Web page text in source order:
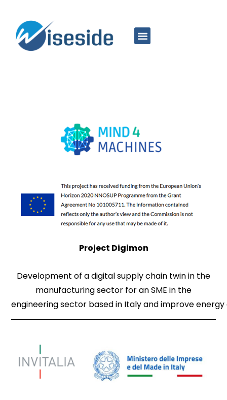
Project Digimon
Development of adigitalsupply chain twin in the
manufacturingsector for an SME in the
engineeringsector basedin Italyandimproveenergy